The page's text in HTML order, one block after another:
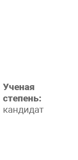
Ученая
степень:
кандидат